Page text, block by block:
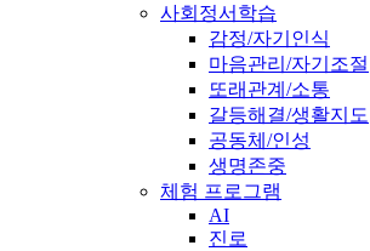
사회정서학습
감정/자기인식
마음관리/자기조절
또래관계/소통
갈등해결/생활지도
공동체/인성
생명존중
체험 프로그램
AI
진로